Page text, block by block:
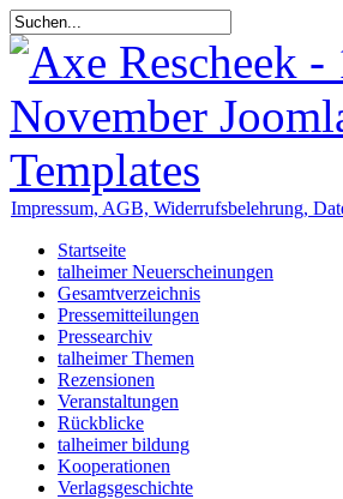
Impressum, AGB, Widerrufsbelehrung,
Startseite
talheimer Neuerscheinungen
Gesamtverzeichnis
Pressemitteilungen
Pressearchiv
talheimer Themen
Rezensionen
Veranstaltungen
Rückblicke
talheimer bildung
Kooperationen
Verlagsgeschichte